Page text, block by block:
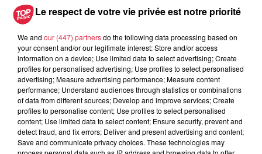
vitrines de Strasbourg
présente la fête de l'été
Strasbourg présente la fête de
l'été
Colin Mercier présente
l'Europacup, le tournoi
européen de handball...
Le respect de votre vie privée est notre priorité
We and our (447) partnersdo the following data processing based on
your consent and/or our legitimate interest: Store and/or access
information on a device; Use limited data to select advertising; Create
profiles for personalised advertising; Use profiles to select personalised
advertising; Measure advertising performance; Measure content
performance; Understand audiences through statistics or combinations
of data from different sources; Develop and improve services; Create
profiles to personalise content; Use profiles to select personalised
content; Use limited data to select content; Ensure security, prevent and
detect fraud, and fix errors; Deliver and present advertising and content;
Save and communicate privacy choices. These technologies may